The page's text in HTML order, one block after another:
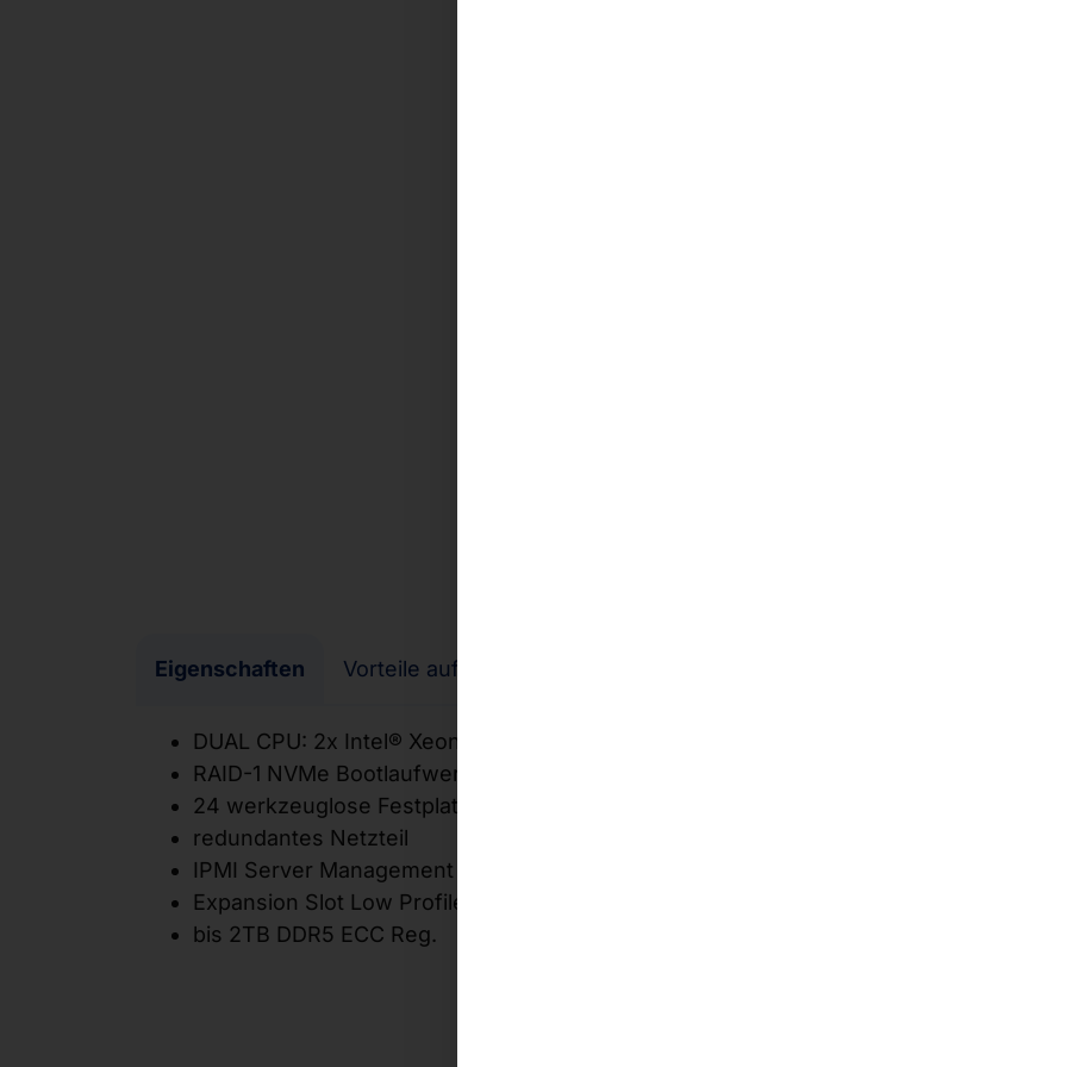
hohe Geschwindigkeit,
Hybrid-Cloud-
Performance 2U
200Gb QSFP112
optionaler Datacenter
in AI- und
AKHET® Performance
Windows
Eigenschaften Vorteile auf einen Blick
DUAL CPU: 2x Intel® Xeon® 6 Prozessoren
RAID-1 NVMe Bootlaufwerk
24 werkzeuglose Festplatteneinschübe 2,5″ (Hot-Swap)
redundantes Netzteil
IPMI Server Management
Expansion Slot Low Profile, and OCP3.0
bis 2TB DDR5 ECC Reg.